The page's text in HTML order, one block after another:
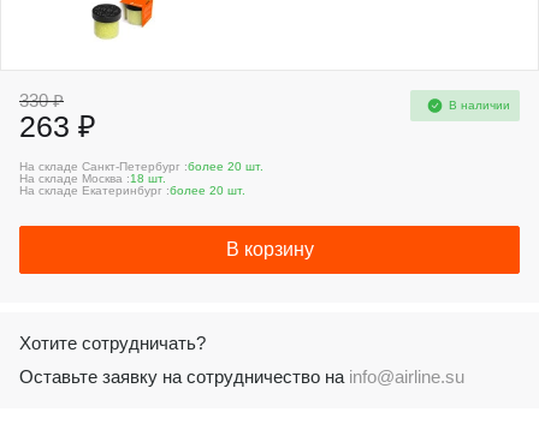
330 ₽
263 ₽
В наличии
На складе Санкт-Петербург :более 20 шт.
На складе Москва :18 шт.
На складе Екатеринбург :более 20 шт.
В корзину
Хотите сотрудничать?
Оставьте заявку на сотрудничество на info@airline.su